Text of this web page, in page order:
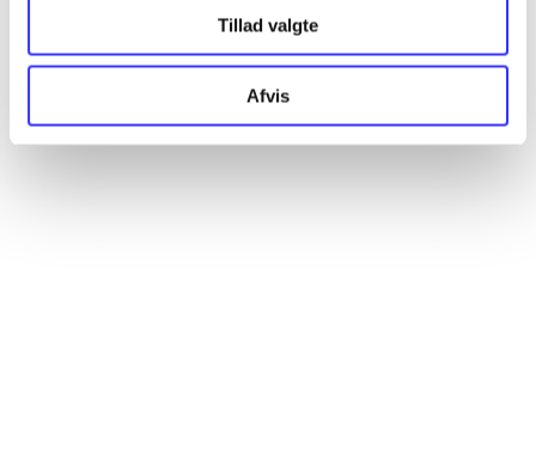
Tillad valgte
Afvis
Alle registrerede artikler fordelt på udgivelser